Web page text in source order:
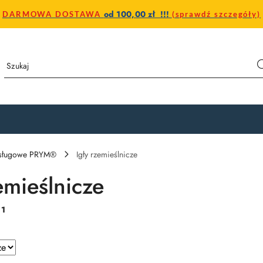
DARMOWA DOSTAWA od 100,00 zł !!! (sprawdź szczegóły)
PRYM® Igły rzemieślnicze
1